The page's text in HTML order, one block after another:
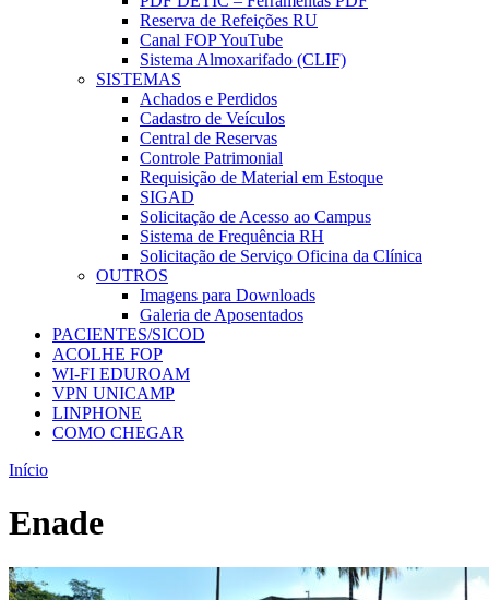
Reserva de Refeições RU
Canal FOP YouTube
Sistema Almoxarifado (CLIF)
SISTEMAS
Achados e Perdidos
Cadastro de Veículos
Central de Reservas
Controle Patrimonial
Requisição de Material em Estoque
SIGAD
Solicitação de Acesso ao Campus
Sistema de Frequência RH
Solicitação de Serviço Oficina da Clínica
OUTROS
Imagens para Downloads
Galeria de Aposentados
PACIENTES/SICOD
ACOLHE FOP
WI-FI EDUROAM
VPN UNICAMP
LINPHONE
COMO CHEGAR
Início
Enade